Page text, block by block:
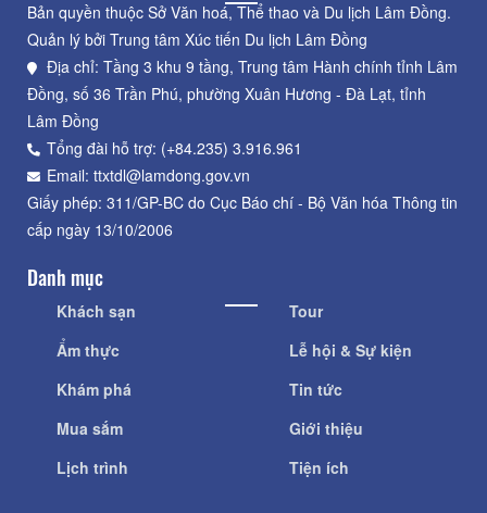
Bản quyền thuộc Sở Văn hoá, Thể thao và Du lịch Lâm Đồng.
Quản lý bởi Trung tâm Xúc tiến Du lịch Lâm Đồng
Địa chỉ: Tầng 3 khu 9 tầng, Trung tâm Hành chính tỉnh Lâm
Đồng, số 36 Trần Phú, phường Xuân Hương - Đà Lạt, tỉnh
Lâm Đồng
Tổng đài hỗ trợ: (+84.235) 3.916.961
Email: ttxtdl@lamdong.gov.vn
Giấy phép: 311/GP-BC do Cục Báo chí - Bộ Văn hóa Thông tin
cấp ngày 13/10/2006
Danh mục
Khách sạn
Ẩm thực
Khám phá
Mua sắm
Lịch trình
Tour
Lễ hội & Sự kiện
Tin tức
Giới thiệu
Tiện ích